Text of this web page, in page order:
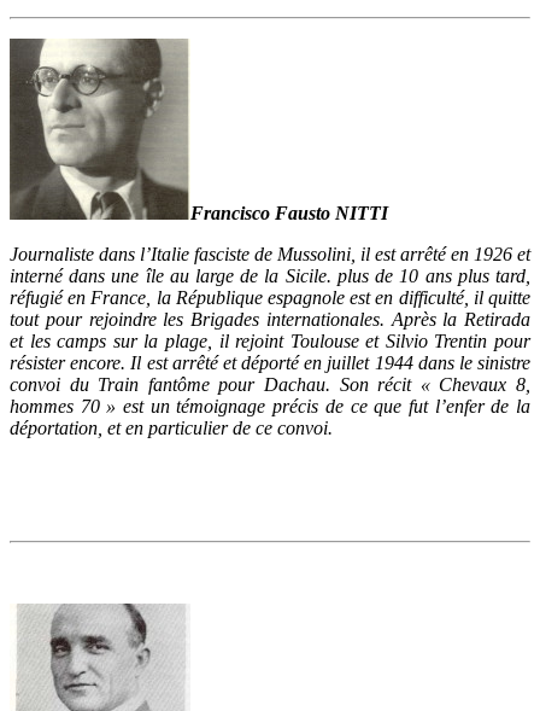
Francisco Fausto NITTI
Journaliste dans l’Italie fasciste de Mussolini, il est arrêté en 1926 et
interné dans une île au large de la Sicile. plus de 10 ans plus tard,
réfugié en France, la République espagnole est en difficulté, il quitte
tout pour rejoindre les Brigades internationales. Après la Retirada
et les camps sur la plage, il rejoint Toulouse et Silvio Trentin pour
résister encore. Il est arrêté et déporté en juillet 1944 dans le sinistre
convoi du Train fantôme pour Dachau. Son récit « Chevaux 8,
hommes 70 » est un témoignage précis de ce que fut l’enfer de la
déportation, et en particulier de ce convoi.